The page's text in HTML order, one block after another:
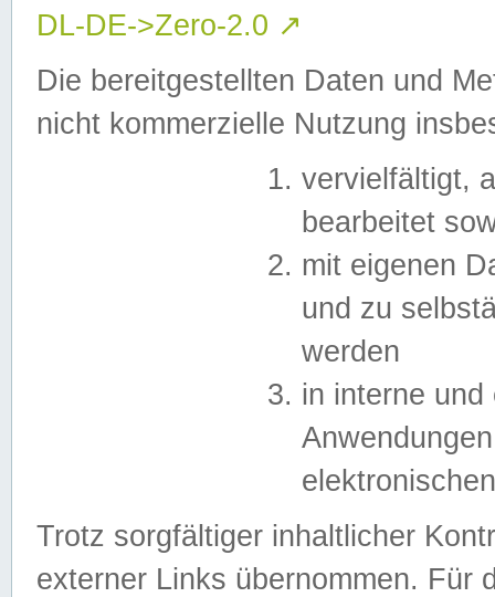
DL-DE->Zero-2.0 ↗
Die bereitgestellten Daten und
nicht kommerzielle Nutzung
vervielfältigt,
bearbeitet
mit eigenen
und zu
werden
in interne
Trotz sorgfältiger inhaltlicher
externer Links übernommen. Für